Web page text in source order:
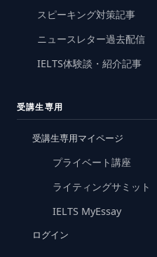
スピーキング対策記事
ニュースレター過去配信
IELTS体験談・紹介記事
受講生専用
受講生専用マイページ
プライベート講座
ライティングサミット
IELTS MyEssay
ログイン